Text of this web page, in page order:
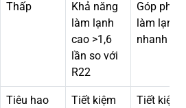
Thấp
Khả năng
làm lạnh
cao >1,6
lần so với
R22
Góp phần
làm lạnh
nhanh
Tiêu hao
Tiết kiệm
Tiết kiệm